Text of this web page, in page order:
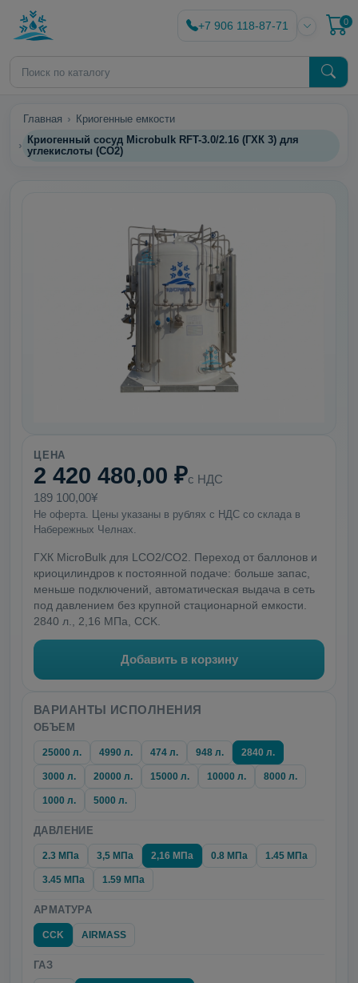
+7 906 118-87-71 0
Главная
Криогенные емкости
Криогенный сосуд Microbulk RFT-3.0/2.16 (ГХК 3) для
углекислоты (СО2)
ЦЕНА
2 420 480,00 ₽с НДС
189 100,00¥
Не оферта. Цены указаны в рублях с НДС со склада в
Набережных Челнах.
ГХК MicroBulk для LCO2/CO2. Переход от баллонов и
криоцилиндров к постоянной подаче: больше запас,
меньше подключений, автоматическая выдача в сеть
под давлением без крупной стационарной емкости.
2840 л., 2,16 МПа, CCK.
Добавить в корзину
ВАРИАНТЫ ИСПОЛНЕНИЯ
ОБЪЕМ
25000 л. 4990 л. 474 л. 948 л. 2840 л.
3000 л. 20000 л. 15000 л. 10000 л. 8000 л.
1000 л. 5000 л.
ДАВЛЕНИЕ
2.3 МПа 3,5 МПа 2,16 МПа 0.8 МПа 1.45 МПа
3.45 МПа 1.59 МПа
АРМАТУРА
CCK AIRMASS
ГАЗ